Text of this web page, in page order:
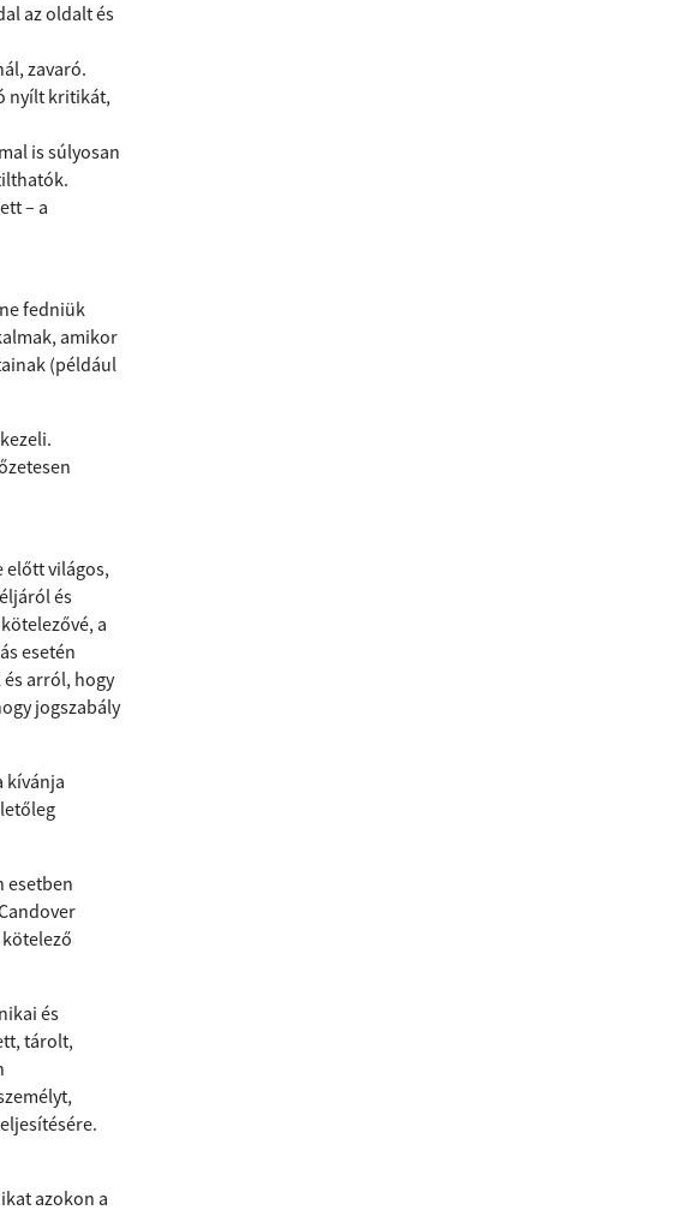
az oldalt és
zavaró.
nyílt kritikát,
is súlyosan
– a
fedniük
amikor
(például
előtt világos,
és
a
esetén
arról, hogy
jogszabály
kívánja
esetben
és
tárolt,
azokon a